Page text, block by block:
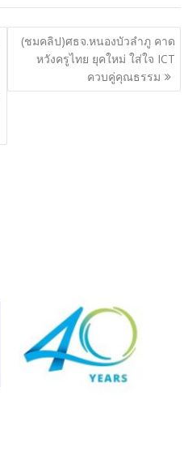
(ชมคลิป)ศธจ.หนองบัวลำภู คาด
หวังครูไทย ยุคใหม่ ใส่ใจ ICT
ควบคู่คุณธรรม